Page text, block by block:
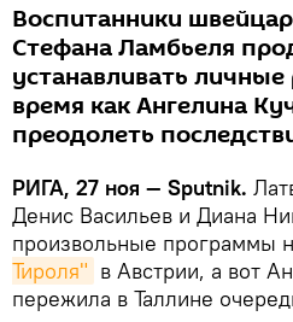
Воспитанники
Стефана Ламбьеля
устанавливать
время как Ангелина
преодолеть
РИГА, 27 ноя — Sputnik.
Денис Васильев и Диана
произвольные программы
Тироля" в Австрии, а вот
пережила в Таллине